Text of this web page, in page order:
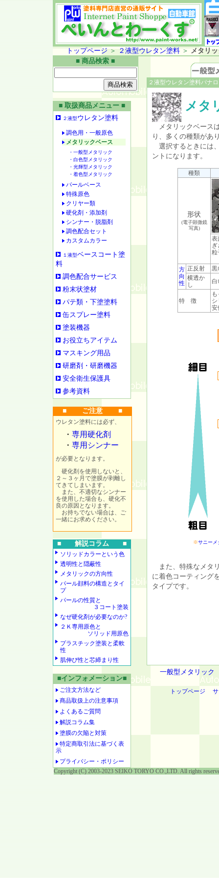
トップページ ＞ ２液型ウレタン塗料＞ メタリ
■ 商品検索 ■
■ 取扱商品メニュー ■
２液型ウレタン塗料
調色用・一般原色
メタリックベース
・一般型メタリック
・白色型メタリック
・光輝型メタリック
・着色型メタリック
パールベース
特殊原色
クリヤー類
硬化剤・添加剤
シンナー・脱脂剤
調色配合セット
カスタムカラー
１液型ベースコート塗
料
調色配合サービス
粉末状塗材
パテ類・下塗塗料
缶スプレー塗料
塗装機器
お役立ちアイテム
マスキング用品
研磨剤・研磨機器
安全衛生保護具
参考資料
■ ご注意 ■
ウレタン塗料には必ず、
・ 専用硬化剤
・ 専用シンナー
が必要となります。
硬化剤を使用しないと、
２～３ヶ月で塗膜が剥離し
てきてしまいます。
また、不適切なシンナー
を使用した場合も、硬化不
良の原因となります。
お持ちでない場合は、ご
一緒にお求めください。
■ 解説コラム ■
ソリッドカラーという色
透明性と隠蔽性
メタリックの方向性
パール顔料の構造とタイ
プ
パールの性質と
３コート塗装
なぜ硬化剤が必要なのか?
２Ｋ専用原色と
ソリッド用原色
プラスチック塗装と柔軟
性
肌伸び性と芯締まり性
■インフォメーション■
ご注文方法など
商品取扱上の注意事項
よくあるご質問
解説コラム集
塗膜の欠陥と対策
特定商取引法に基づく表
示
プライバシー・ポリシー
２液型ウレタン塗料パナ
メタ
メタリックベース
り、多くの種類があ
選択するときには
ントになります。
種類
形状
(電子顕微鏡
写真)
表
粒
方
向
性
正反射
黒
横透か
し
白
特 徴
シ
安
※サニーメ
また、特殊なメタ
に着色コーティング
タイプです。
一般型メタリック
トップページ
Copyright (C) 2003-2023 SEIKO TORYO CO.,LTD. All rights